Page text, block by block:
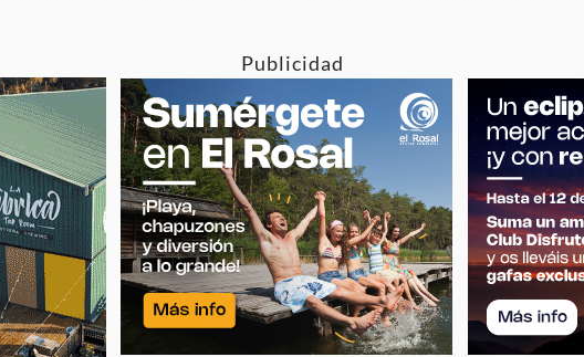
Publicidad